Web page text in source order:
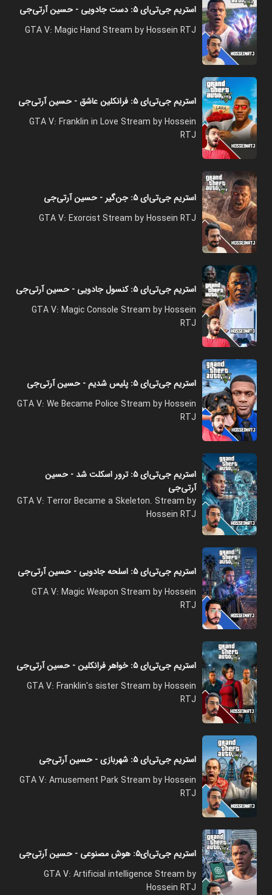
استریم جی‌تی‌ای ۵: دست جادویی - حسین آرتی‌جی
GTA V: Magic Hand Stream by Hossein RTJ
استریم جی‌تی‌ای ۵: فرانکلین عاشق - حسین آرتی‌جی
GTA V: Franklin in Love Stream by Hossein
RTJ
استریم جی‌تی‌ای ۵: جن‌گیر - حسین آرتی‌جی
GTA V: Exorcist Stream by Hossein RTJ
استریم جی‌تی‌ای ۵: کنسول جادویی - حسین آرتی‌جی
GTA V: Magic Console Stream by Hossein
RTJ
استریم جی‌تی‌ای ۵: پلیس شدیم - حسین آرتی‌جی
GTA V: We Became Police Stream by Hossein
RTJ
استریم جی‌تی‌ای ۵: ترور اسکلت شد - حسین
آرتی‌جی
GTA V: Terror Became a Skeleton. Stream by
Hossein RTJ
استریم جی‌تی‌ای ۵: اسلحه جادویی - حسین آرتی‌جی
GTA V: Magic Weapon Stream by Hossein
RTJ
استریم جی‌تی‌ای ۵: خواهر فرانکلین - حسین آرتی‌جی
GTA V: Franklin's sister Stream by Hossein
RTJ
استریم جی‌تی‌ای ۵: شهربازی - حسین آرتی‌جی
GTA V: Amusement Park Stream by Hossein
RTJ
استریم جی‌تی‌ای۵: هوش مصنوعی - حسین آرتی‌جی
GTA V: Artificial intelligence Stream by
Hossein RTJ